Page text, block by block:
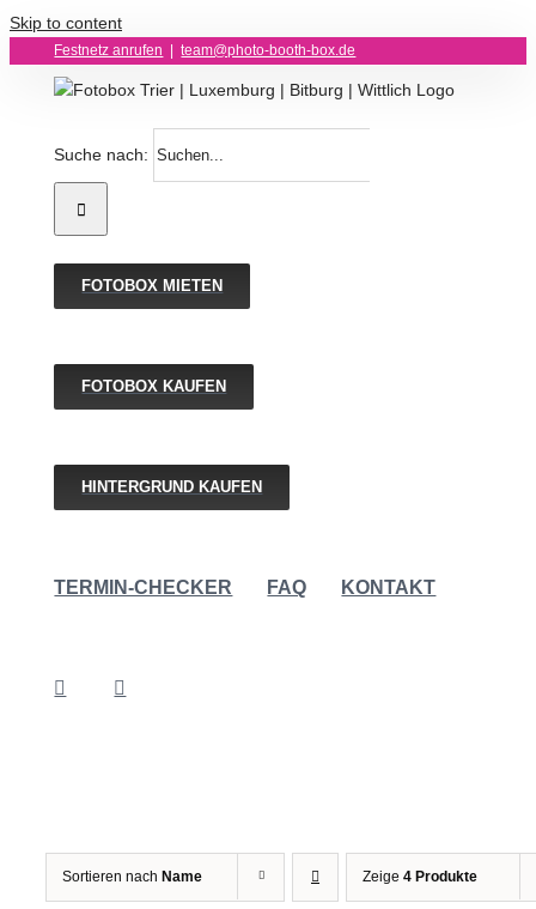
Skip to content
Festnetz anrufen team@photo-booth-box.de
Suche nach:
FOTOBOX MIETEN
FOTOBOX KAUFEN
HINTERGRUND KAUFEN
TERMIN-CHECKER FAQ KONTAKT
Sortieren nach Name Zeige 4 Produkte
IN